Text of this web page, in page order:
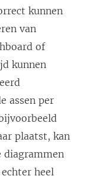
kunnen
van
of
kunnen
assen per
plaatst, kan
diagrammen
heel